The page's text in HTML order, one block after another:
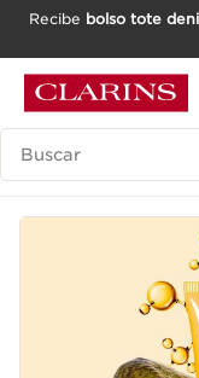
IR AL PIE DE
Recibe bolso tote
Buscar